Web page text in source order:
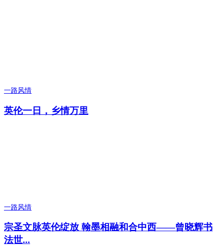
一路风情
英伦一日，乡情万里
一路风情
宗圣文脉英伦绽放 翰墨相融和合中西——曾晓辉书
法世...